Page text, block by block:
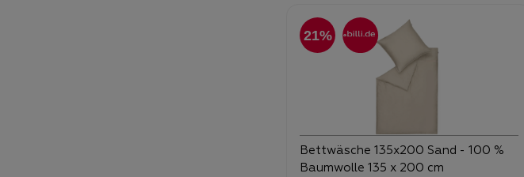
21%
Bettwäsche 135x200 Sand - 100 %
Baumwolle 135 x 200 cm